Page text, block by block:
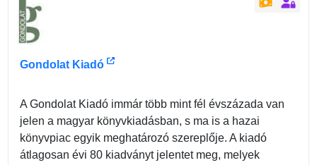
Gondolat Kiadó
A Gondolat Kiadó immár több mint fél évszázada van
jelen a magyar könyvkiadásban, s ma is a hazai
könyvpiac egyik meghatározó szereplője. A kiadó
átlagosan évi 80 kiadványt jelentet meg, melyek